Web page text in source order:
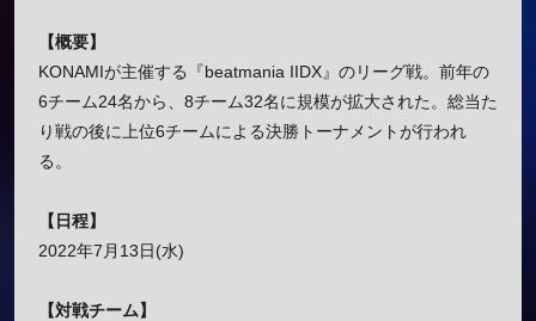
【概要】
KONAMIが主催する『beatmania IIDX』のリーグ戦。前年の
6チーム24名から、8チーム32名に規模が拡大された。総当た
り戦の後に上位6チームによる決勝トーナメントが行われ
る。
【日程】
2022年7月13日(水)
【対戦チーム】